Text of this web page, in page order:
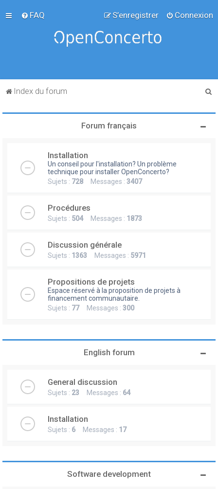
FAQ Connexion
S’enregistrer
Index du forum
Forum français
Installation
Un conseil pour l'installation? Un problème
technique pour installer OpenConcerto?
Sujets : 728 Messages : 3407
Procédures
Sujets : 504Messages : 1873
Discussion générale
Sujets : 1363 Messages : 5971
Propositions de projets
Espace réservé à la proposition de projets à
financement communautaire.
Sujets : 77Messages : 300
English forum
General discussion
Sujets : 23 Messages : 64
Installation
Sujets : 6 Messages : 17
Software development